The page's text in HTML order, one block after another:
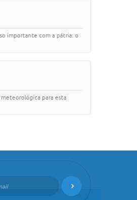
importante com a pátria: o
para esta